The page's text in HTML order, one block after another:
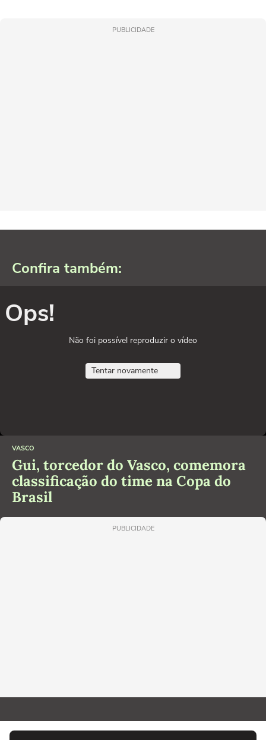
PUBLICIDADE
Confira também:
Ops!
Não foi possível reproduzir o vídeo
Tentar novamente
VASCO
Gui, torcedor do Vasco, comemora
classificação do time na Copa do
Brasil
PUBLICIDADE